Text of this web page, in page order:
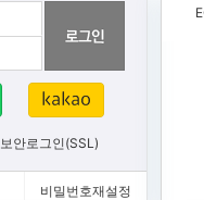
보안로그인(SSL)
비밀번호재설정